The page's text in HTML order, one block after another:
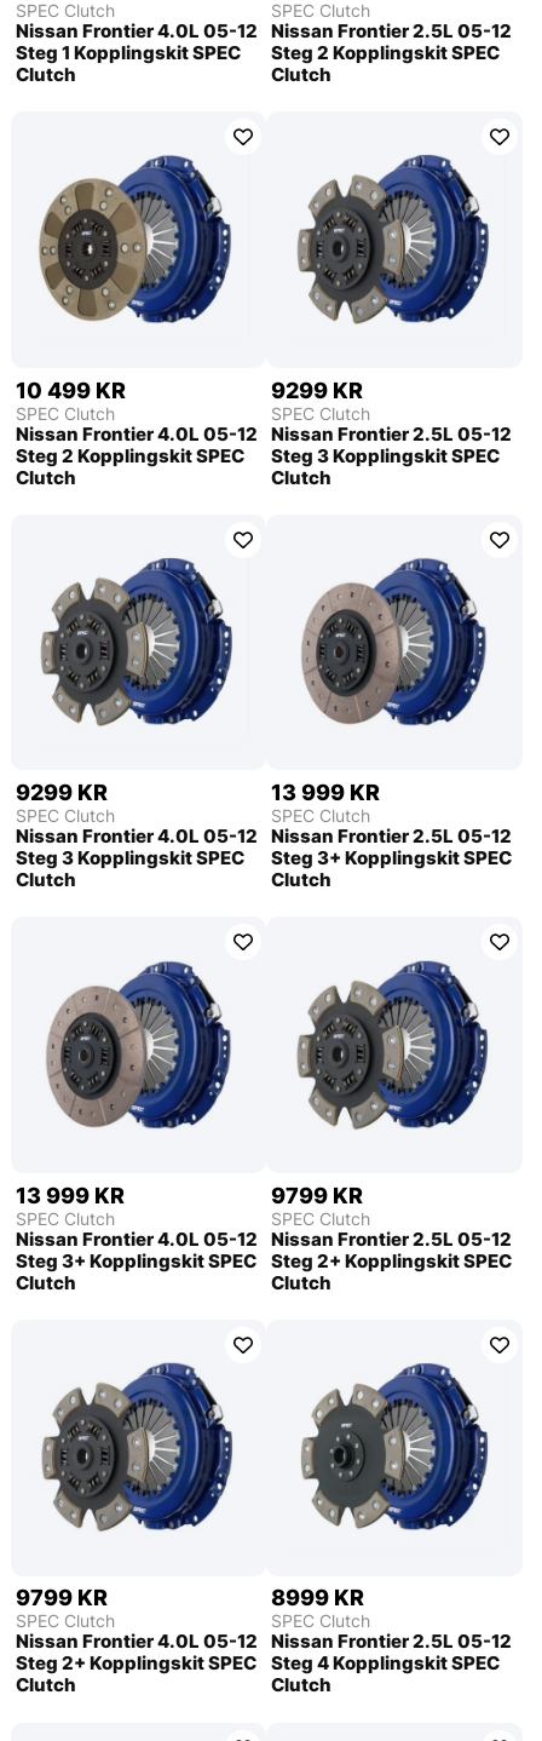
SPEC Clutch
Nissan Frontier 4.0L 05-12
Steg 1 Kopplingskit SPEC
Clutch
SPEC Clutch
Nissan Frontier 2.5L 05-12
Steg 2 Kopplingskit SPEC
Clutch
10 499 KR
SPEC Clutch
Nissan Frontier 4.0L 05-12
Steg 2 Kopplingskit SPEC
Clutch
9299 KR
SPEC Clutch
Nissan Frontier 2.5L 05-12
Steg 3 Kopplingskit SPEC
Clutch
9299 KR
SPEC Clutch
Nissan Frontier 4.0L 05-12
Steg 3 Kopplingskit SPEC
Clutch
13 999 KR
SPEC Clutch
Nissan Frontier 2.5L 05-12
Steg 3+ Kopplingskit SPEC
Clutch
13 999 KR
SPEC Clutch
Nissan Frontier 4.0L 05-12
Steg 3+ Kopplingskit SPEC
Clutch
9799 KR
SPEC Clutch
Nissan Frontier 2.5L 05-12
Steg 2+ Kopplingskit SPEC
Clutch
9799 KR
SPEC Clutch
Nissan Frontier 4.0L 05-12
Steg 2+ Kopplingskit SPEC
Clutch
8999 KR
SPEC Clutch
Nissan Frontier 2.5L 05-12
Steg 4 Kopplingskit SPEC
Clutch